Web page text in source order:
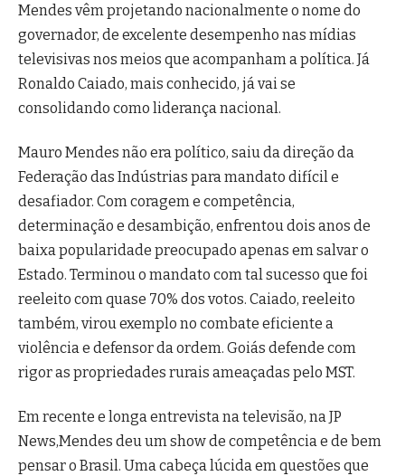
Mendes vêm projetando nacionalmente o nome do
governador, de excelente desempenho nas mídias
televisivas nos meios que acompanham a política. Já
Ronaldo Caiado, mais conhecido, já vai se
consolidando como liderança nacional.
Mauro Mendes não era político, saiu da direção da
Federação das Indústrias para mandato difícil e
desafiador. Com coragem e competência,
determinação e desambição, enfrentou dois anos de
baixa popularidade preocupado apenas em salvar o
Estado. Terminou o mandato com tal sucesso que foi
reeleito com quase 70% dos votos. Caiado, reeleito
também, virou exemplo no combate eficiente a
violência e defensor da ordem. Goiás defende com
rigor as propriedades rurais ameaçadas pelo MST.
Em recente e longa entrevista na televisão, na JP
News,Mendes deu um show de competência e de bem
pensar o Brasil. Uma cabeça lúcida em questões que